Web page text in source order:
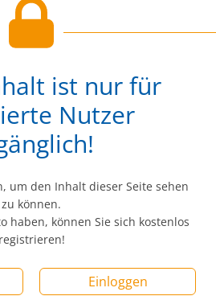
ist nur für
Nutzer
um den Inhalt dieser Seite sehen
zu können.
haben, können Sie sich kostenlos
registrieren!
Einloggen